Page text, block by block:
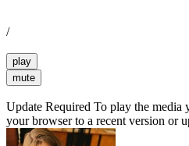
/
play
mute
Update Required To play the media
your browser to a recent version or